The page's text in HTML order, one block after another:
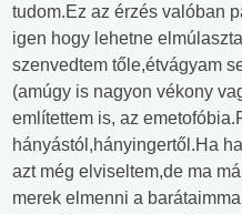
tudom.Ez az érzés valóban
igen hogy lehetne
szenvedtem tőle,étvágyam
(amúgy is nagyon vékony
említettem is, az
hányástól,hányingertől.Ha
azt még elviseltem,de ma
merek elmenni a